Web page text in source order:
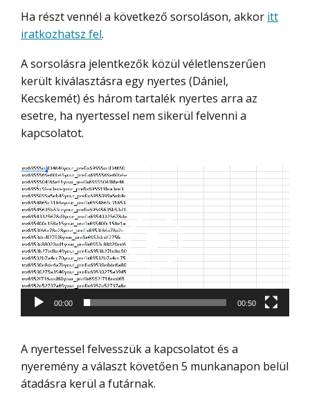
Ha részt vennél a következő sorsoláson, akkor itt
iratkozhatsz fel.
A sorsolásra jelentkezők közül véletlenszerűen
került kiválasztásra egy nyertes (Dániel,
Kecskemét) és három tartalék nyertes arra az
esetre, ha nyertessel nem sikerül felvenni a
kapcsolatot.
Videólejátszó
00:00 00:50
A nyertessel felvesszük a kapcsolatot és a
nyeremény a választ követően 5 munkanapon belül
átadásra kerül a futárnak.